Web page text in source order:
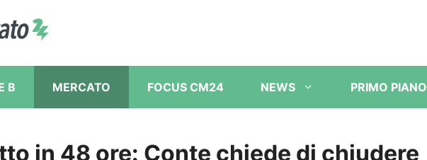
B MERCATO FOCUS CM24 NEWS PRIMO PIANO
in 48 ore: Conte chiede di chiudere